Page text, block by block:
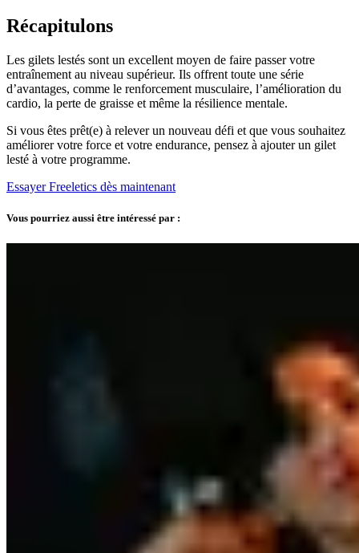
Récapitulons
Les gilets lestés sont un excellent moyen de faire passer votre
entraînement au niveau supérieur. Ils offrent toute une série
d’avantages, comme le renforcement musculaire, l’amélioration du
cardio, la perte de graisse et même la résilience mentale.
Si vous êtes prêt(e) à relever un nouveau défi et que vous souhaitez
améliorer votre force et votre endurance, pensez à ajouter un gilet
lesté à votre programme.
Essayer Freeletics dès maintenant
Vous pourriez aussi être intéressé par :